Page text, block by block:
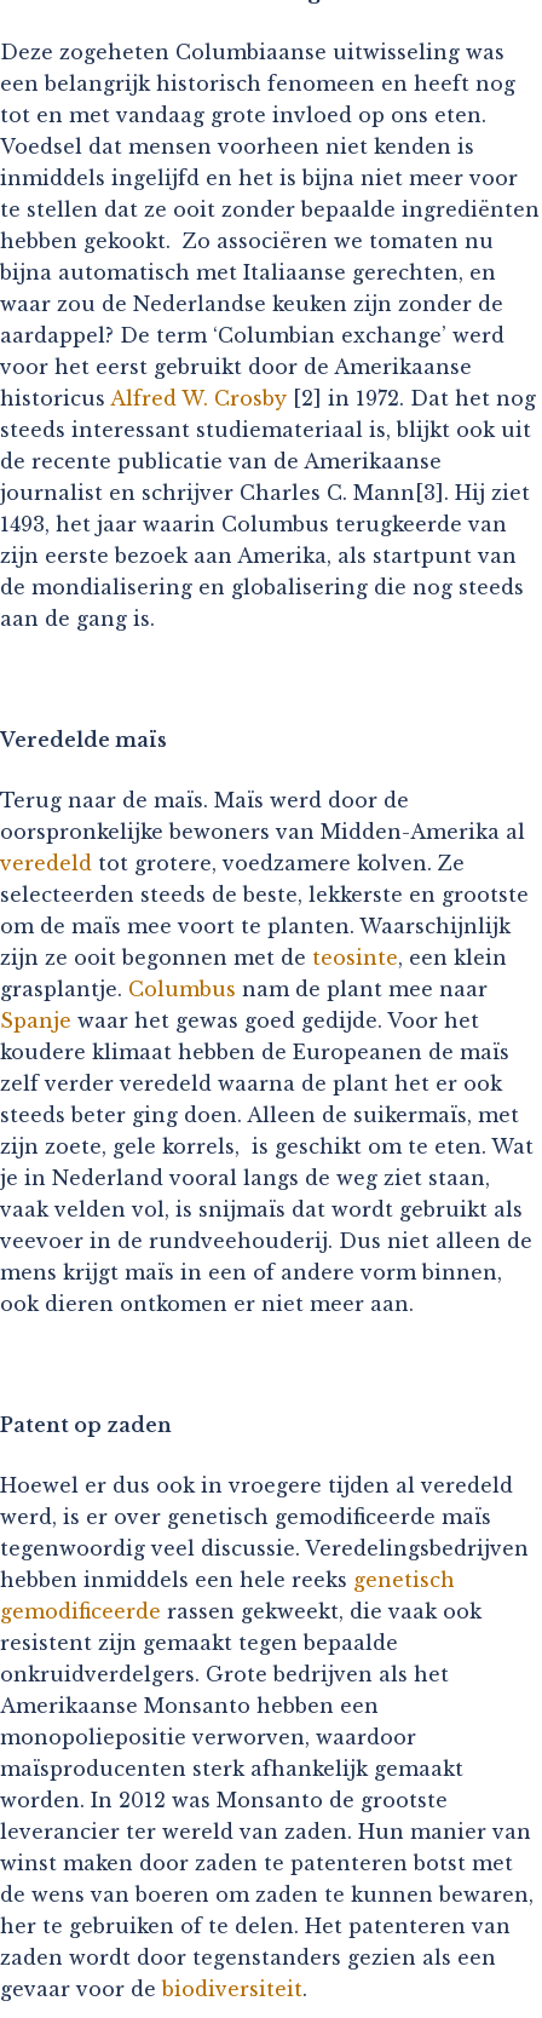
Deze zogeheten Columbiaanse uitwisseling was
een belangrijk historisch fenomeen en heeft nog
tot en met vandaag grote invloed op ons eten.
Voedsel dat mensen voorheen niet kenden is
inmiddels ingelijfd en het is bijna niet meer voor
te stellen dat ze ooit zonder bepaalde ingrediënten
hebben gekookt. Zo associëren we tomaten nu
bijna automatisch met Italiaanse gerechten, en
waar zou de Nederlandse keuken zijn zonder de
aardappel? De term ‘Columbian exchange’ werd
voor het eerst gebruikt door de Amerikaanse
historicus Alfred W. Crosby [2] in 1972. Dat het nog
steeds interessant studiemateriaal is, blijkt ook uit
de recente publicatie van de Amerikaanse
journalist en schrijver Charles C. Mann[3]. Hij ziet
1493, het jaar waarin Columbus terugkeerde van
zijn eerste bezoek aan Amerika, als startpunt van
de mondialisering en globalisering die nog steeds
aan de gang is.
Veredelde maïs
Terug naar de maïs. Maïs werd door de
oorspronkelijke bewoners van Midden-Amerika al
veredeld tot grotere, voedzamere kolven. Ze
selecteerden steeds de beste, lekkerste en grootste
om de maïs mee voort te planten. Waarschijnlijk
zijn ze ooit begonnen met de teosinte, een klein
grasplantje. Columbus nam de plant mee naar
Spanje waar het gewas goed gedijde. Voor het
koudere klimaat hebben de Europeanen de maïs
zelf verder veredeld waarna de plant het er ook
steeds beter ging doen. Alleen de suikermaïs, met
zijn zoete, gele korrels, is geschikt om te eten. Wat
je in Nederland vooral langs de weg ziet staan,
vaak velden vol, is snijmaïs dat wordt gebruikt als
veevoer in de rundveehouderij. Dus niet alleen de
mens krijgt maïs in een of andere vorm binnen,
ook dieren ontkomen er niet meer aan.
Patent op zaden
Hoewel er dus ook in vroegere tijden al veredeld
werd, is er over genetisch gemodificeerde maïs
tegenwoordig veel discussie. Veredelingsbedrijven
hebben inmiddels een hele reeks genetisch
gemodificeerde rassen gekweekt, die vaak ook
resistent zijn gemaakt tegen bepaalde
onkruidverdelgers. Grote bedrijven als het
Amerikaanse Monsanto hebben een
monopoliepositie verworven, waardoor
maïsproducenten sterk afhankelijk gemaakt
worden. In 2012 was Monsanto de grootste
leverancier ter wereld van zaden. Hun manier van
winst maken door zaden te patenteren botst met
de wens van boeren om zaden te kunnen bewaren,
her te gebruiken of te delen. Het patenteren van
zaden wordt door tegenstanders gezien als een
gevaar voor debiodiversiteit.